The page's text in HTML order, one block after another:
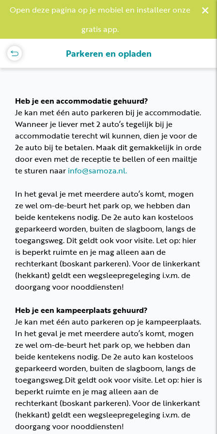
Open deze pagina op je mobiel en installeer onze
gratis app.
×
Parkeren en opladen
Heb je een accommodatie gehuurd?
Je kan met één auto parkeren bij je accommodatie.
Wanneer je liever met 2 auto’s tegelijk bij je
accommodatie terecht wil kunnen, dien je voor de
2e auto bij te betalen. Maak dit gemakkelijk in orde
door even met de receptie te bellen of een mailtje
te sturen naar info@samoza.nl.
In het geval je met meerdere auto’s komt, mogen
ze wel om-de-beurt het park op, we hebben dan
beide kentekens nodig. De 2e auto kan kosteloos
geparkeerd worden, buiten de slagboom, langs de
toegangsweg. Dit geldt ook voor visite. Let op: hier
is beperkt ruimte en je mag alleen aan de
rechterkant (boskant parkeren). Voor de linkerkant
(hekkant) geldt een wegsleepregeleging i.v.m. de
doorgang voor nooddiensten!
Heb je een kampeerplaats gehuurd?
Je kan met één auto parkeren op je kampeerplaats.
In het geval je met meerdere auto’s komt, mogen
ze wel om-de-beurt het park op, we hebben dan
beide kentekens nodig. De 2e auto kan kosteloos
geparkeerd worden, buiten de slagboom, langs de
toegangsweg.Dit geldt ook voor visite. Let op: hier is
beperkt ruimte en je mag alleen aan de
rechterkant (boskant parkeren). Voor de linkerkant
(hekkant) geldt een wegsleepregeleging i.v.m. de
doorgang voor nooddiensten!